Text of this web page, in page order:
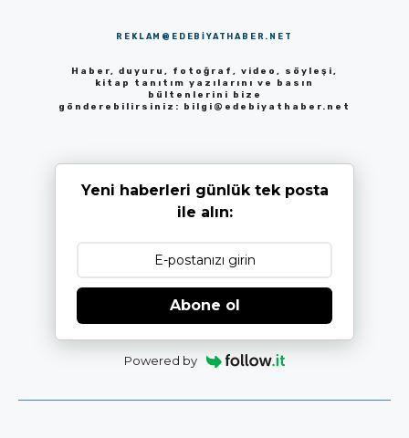
REKLAM@EDEBIYATHABER.NET
Haber, duyuru, fotoğraf, video, söyleşi,
kitap tanıtım yazılarını ve basın
bültenlerini bize
gönderebilirsiniz: bilgi@edebiyathaber.net
Yeni haberleri günlük tek posta
ile alın:
Abone ol
Powered by